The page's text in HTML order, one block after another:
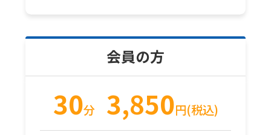
会員の方
30分 3,850円(税込)
this
before
the
service.